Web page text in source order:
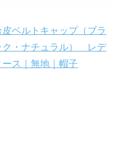
皮ベルトキャップ（ブラ
ク・ナチュラル） レデ
ース｜無地｜帽子